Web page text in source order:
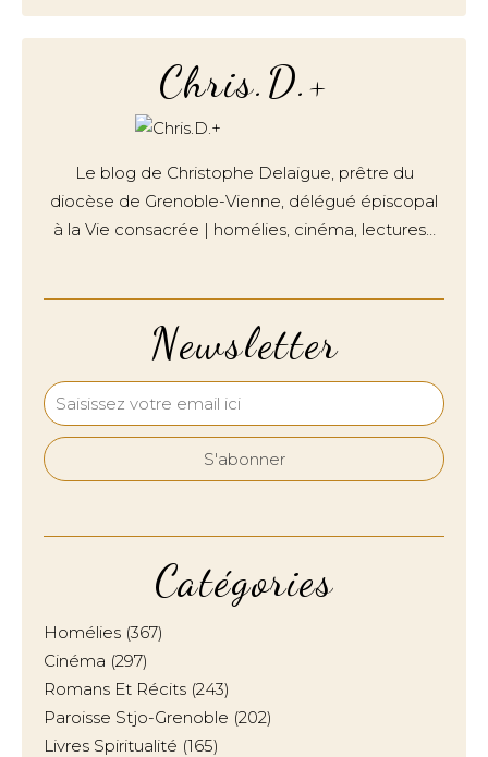
Newsletter
Catégories
Homélies (367)
Cinéma (297)
Romans Et Récits (243)
Paroisse Stjo-Grenoble (202)
Livres Spiritualité (165)
Chris.D.+
Le blog de Christophe Delaigue, prêtre du
diocèse de Grenoble-Vienne, délégué épiscopal
à la Vie consacrée | homélies, cinéma, lectures…